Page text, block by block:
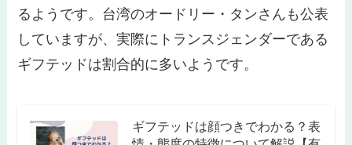
るようです。台湾のオードリー・タンさんも公表
していますが、実際にトランスジェンダーである
ギフテッドは割合的に多いようです。
ギフテッドは顔つきでわかる？表